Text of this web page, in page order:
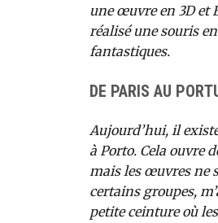
une œuvre en 3D et
réalisé une souris
fantastiques.
DE PARIS AU
Aujourd’hui, il
à Porto. Cela ouvre
mais les œuvres ne
certains groupes,
petite ceinture où